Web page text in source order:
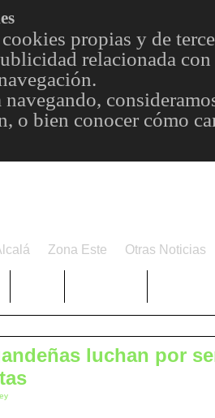
propias y de
relacionada
o bien conocer cómo
Zona Este Otras Noticias
luchan por